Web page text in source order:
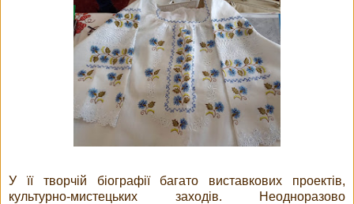
У її творчій біографії багато виставкових проектів,
культурно-мистецьких заходів. Неодноразово